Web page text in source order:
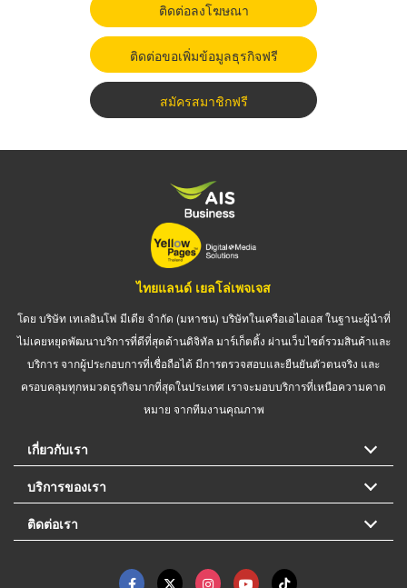
ติดต่อลงโฆษณา
ติดต่อขอเพิ่มข้อมูลธุรกิจฟรี
สมัครสมาชิกฟรี
ไทยแลนด์ เยลโล่เพจเจส
โดย บริษัท เทเลอินโฟ มีเดีย จำกัด (มหาชน) บริษัทในเครือเอไอเอส ในฐานะผู้นำที่
ไม่เคยหยุดพัฒนาบริการที่ดีที่สุดด้านดิจิทัล มาร์เก็ตติ้ง ผ่านเว็บไซต์รวมสินค้าและ
บริการ จากผู้ประกอบการที่เชื่อถือได้ มีการตรวจสอบและยืนยันตัวตนจริง และ
ครอบคลุมทุกหมวดธุรกิจมากที่สุดในประเทศ เราจะมอบบริการที่เหนือความคาด
หมาย จากทีมงานคุณภาพ
เกี่ยวกับเรา
บริการของเรา
ติดต่อเรา